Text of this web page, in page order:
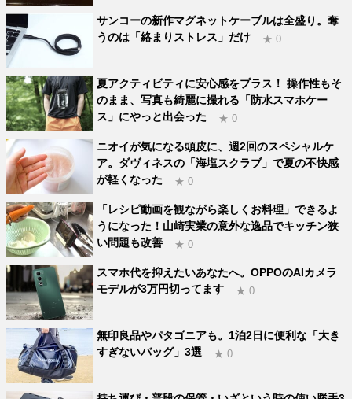
サンコーの新作マグネットケーブルは全盛り。奪
うのは「絡まりストレス」だけ
★ 0
夏アクティビティに安心感をプラス！ 操作性もそ
のまま、写真も綺麗に撮れる「防水スマホケー
ス」にやっと出会った
★ 0
ニオイが気になる頭皮に、週2回のスペシャルケ
ア。ダヴィネスの「海塩スクラブ」で夏の不快感
が軽くなった
★ 0
「レシピ動画を観ながら楽しくお料理」できるよ
うになった！山崎実業の意外な逸品でキッチン狭
い問題も改善
★ 0
スマホ代を抑えたいあなたへ。OPPOのAIカメラ
モデルが3万円切ってます
★ 0
無印良品やパタゴニアも。1泊2日に便利な「大き
すぎないバッグ」3選
★ 0